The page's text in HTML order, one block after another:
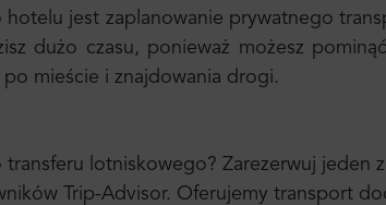
jest zaplanowanie prywatnego
dużo czasu, ponieważ możesz
mieście i znajdowania drogi.
lotniskowego? Zarezerwuj jeden
Trip-Advisor. Oferujemy transport